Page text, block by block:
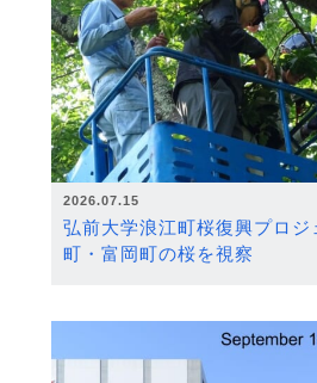
2026.07.15
弘前大学浪江町桜復興プロ
町・富岡町の桜を視察